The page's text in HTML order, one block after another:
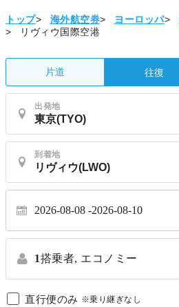
トップ> 海外航空券> ヨーロッパ>
>
リヴィウ国際空港
片道 往復
出発地
到着地
2026-08-08 2026-08-10
1搭乗者, エコノミー
直行便のみ ※乗り継ぎなし